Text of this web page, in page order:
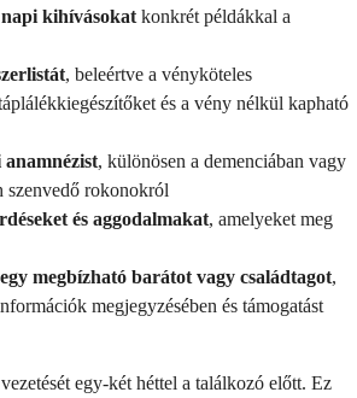
kihívásokat konkrét példákkal a
, beleértve a vényköteles
és a vény nélkül kapható
anamnézist, különösen a demenciában vagy
szenvedő rokonokról
és aggodalmakat, amelyeket meg
megbízható barátot vagy családtagot,
megjegyzésében és támogatást
egy-két héttel a találkozó előtt. Ez